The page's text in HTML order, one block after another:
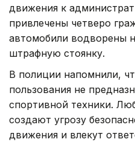
движения к
привлечены четверо
автомобили водворены
штрафную стоянку.
В полиции напомнили,
пользования не
спортивной техники.
создают угрозу
движения и влекут